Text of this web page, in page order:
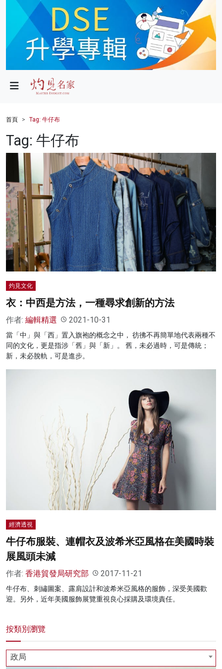
政局
財經
健康
商業
科技
影片
名家榜
灼見活動
首頁 Tag: 牛仔布
Tag: 牛仔布
灼見文化
衣：中西是方法，一種尋求創新的方法
作者: 編輯精選 2021-10-31
當「中」與「西」置入旗袍的概念之中， 彷彿不再簡單地代表兩種不
同的文化，更是指涉「舊」與「新」。 舊，未必過時，可是傳統；
新，未必脫軌，可是進步。
經濟透視
牛仔布服裝、連帽衣及波希米亞風格在美國時裝
展風頭未減
作者: 香港貿發局研究部 2017-11-21
牛仔布、刺繡圖案、露肩設計和波希米亞風格的服飾，深受美國歡
迎。另外，近年美國服飾展覽重視良心採購及環境責任。
按類別瀏覽
政局